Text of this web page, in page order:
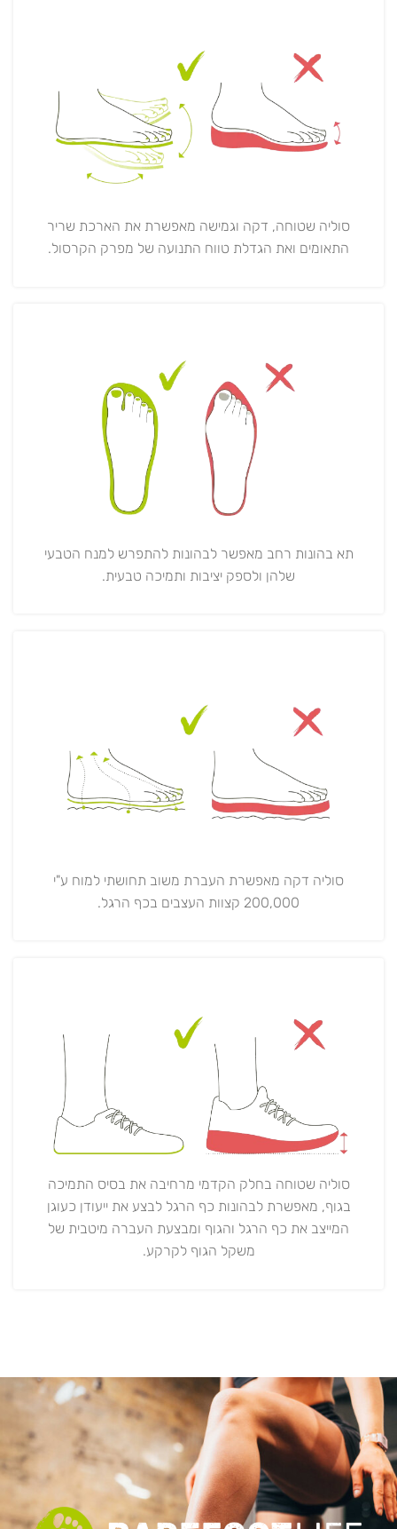
סוליה שטוחה, דקה וגמישה מאפשרת את הארכת שריר
התאומים ואת הגדלת טווח התנועה של מפרק הקרסול.
תא בהונות רחב מאפשר לבהונות להתפרש למנח הטבעי
שלהן ולספק יציבות ותמיכה טבעית.
סוליה דקה מאפשרת העברת משוב תחושתי למוח ע"י
200,000 קצוות העצבים בכף הרגל.
סוליה שטוחה בחלק הקדמי מרחיבה את בסיס התמיכה
בגוף, מאפשרת לבהונות כף הרגל לבצע את ייעודן כעוגן
המייצב את כף הרגל והגוף ומבצעת העברה מיטבית של
משקל הגוף לקרקע.